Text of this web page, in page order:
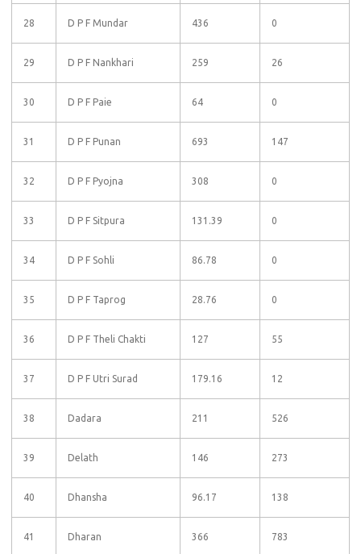
28 D P F Mundar 436 0
29 D P F Nankhari 259 26
30 D P F Paie 64 0
31 D P F Punan 693 147
32 D P F Pyojna 308 0
33 D P F Sitpura 131.39 0
34 D P F Sohli 86.78 0
35 D P F Taprog 28.76 0
36 D P F Theli Chakti 127 55
37 D P F Utri Surad 179.16 12
38 Dadara 211 526
39 Delath 146 273
40 Dhansha 96.17 138
41 Dharan 366 783